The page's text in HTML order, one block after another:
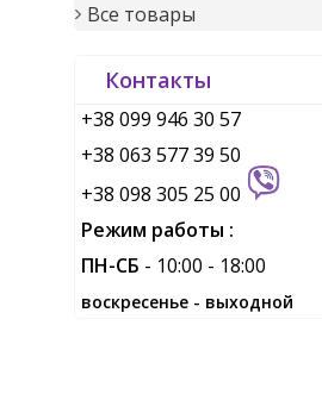
Все товары
Контакты
+38 099 946 30 57
+38 063 577 39 50
+38 098 305 25 00
Режим работы :
ПН-СБ - 10:00 - 18:00
воскресенье - выходной